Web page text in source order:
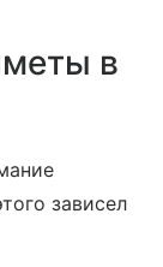
в
зависел